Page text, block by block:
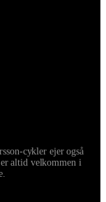
cykler ejer også
altid velkommen i